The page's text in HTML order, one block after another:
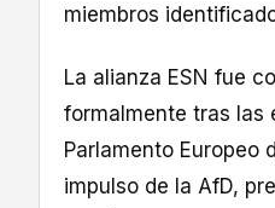
miembros
La alianza ESN fue
formalmente tras las
Parlamento Europeo
impulso de la AfD,